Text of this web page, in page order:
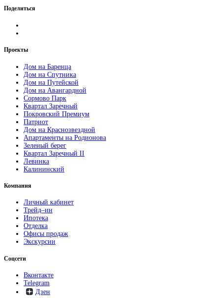
Поделиться
Проекты
Дом на Баренца
Дом на Спутника
Дом на Путейской
Дом на Авангардной
Сормово Парк
Квартал Заречный
Покровский Премиум
Патриот
Дом на Краснозвездной
Апартаменты на Родионова
Зеленый берег
Квартал Заречный II
Левинка
Калининский
Компания
Личный кабинет
Трейд–ин
Ипотека
Отделка
Офисы продаж
Экскурсии
Соцсети
Вконтакте
Telegram
Дзен